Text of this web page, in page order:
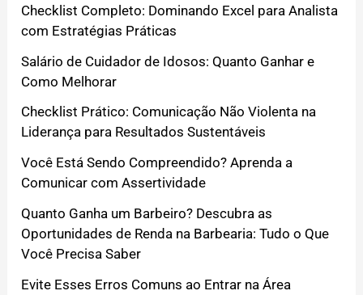
Checklist Completo: Dominando Excel para Analista
com Estratégias Práticas
Salário de Cuidador de Idosos: Quanto Ganhar e
Como Melhorar
Checklist Prático: Comunicação Não Violenta na
Liderança para Resultados Sustentáveis
Você Está Sendo Compreendido? Aprenda a
Comunicar com Assertividade
Quanto Ganha um Barbeiro? Descubra as
Oportunidades de Renda na Barbearia: Tudo o Que
Você Precisa Saber
Evite Esses Erros Comuns ao Entrar na Área